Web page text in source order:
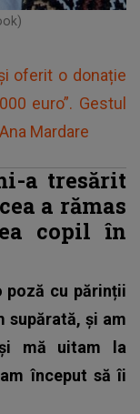
oferit o donație
euro”. Gestul
Mardare
a tresărit
a rămas
copil în
poză cu părinții
supărată, și am
mă uitam la
început să îi